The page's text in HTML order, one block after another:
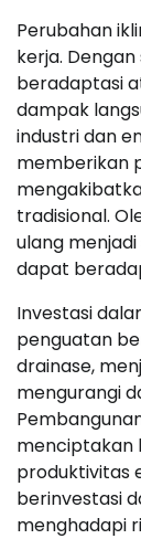
Perubahan
kerja.
beradaptasi
dampak
industri dan
memberikan
tradisional.
ulang
dapat
Investasi
penguatan
drainase,
mengurangi
menciptakan
produktivitas
berinvestasi
menghadapi